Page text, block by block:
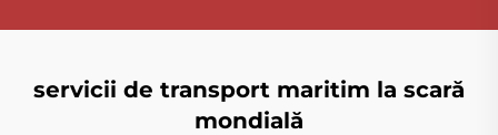
servicii de transport maritim la scară
mondială